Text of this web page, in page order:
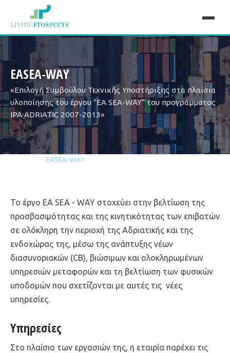
EASEA-WAY
«Επιλογή Συμβούλου Τεχνικής Υποστήριξης στα πλαίσια
υλοποίησης του έργου ''EA SEA-WAY” του προγράμματος
IPA ADRIATIC 2007-2013»
EASEA-WAY
Το έργο EA SEA - WAY στοχεύει στην βελτίωση της
προσβασιμότητας και της κινητικότητας των επιβατών
σε ολόκληρη την περιοχή της Αδριατικής και της
ενδοχώρας της, μέσω της ανάπτυξης νέων
διασυνοριακών (CB), βιώσιμων και ολοκληρωμένων
υπηρεσιών μεταφορών και τη βελτίωση των φυσικών
υποδομών που σχετίζονται με αυτές τις νέες
υπηρεσίες.
Υπηρεσίες
Στο πλαίσιο των εργασιών της, η εταιρία παρέχει τις